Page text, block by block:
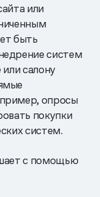
или
быть
систем
салону
опросы
покупки
систем.
с помощью